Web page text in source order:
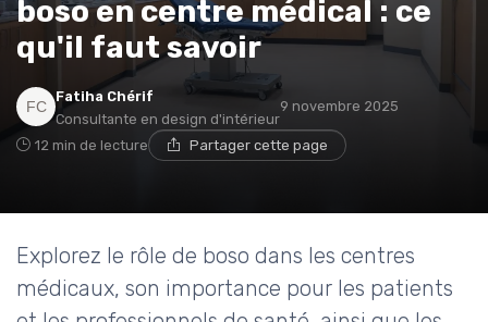
boso en centre médical : ce
qu'il faut savoir
Fatiha Chérif
Consultante en design d'intérieur
9 novembre 2025
12 min de lecture Partager cette page
Explorez le rôle de boso dans les centres
médicaux, son importance pour les patients